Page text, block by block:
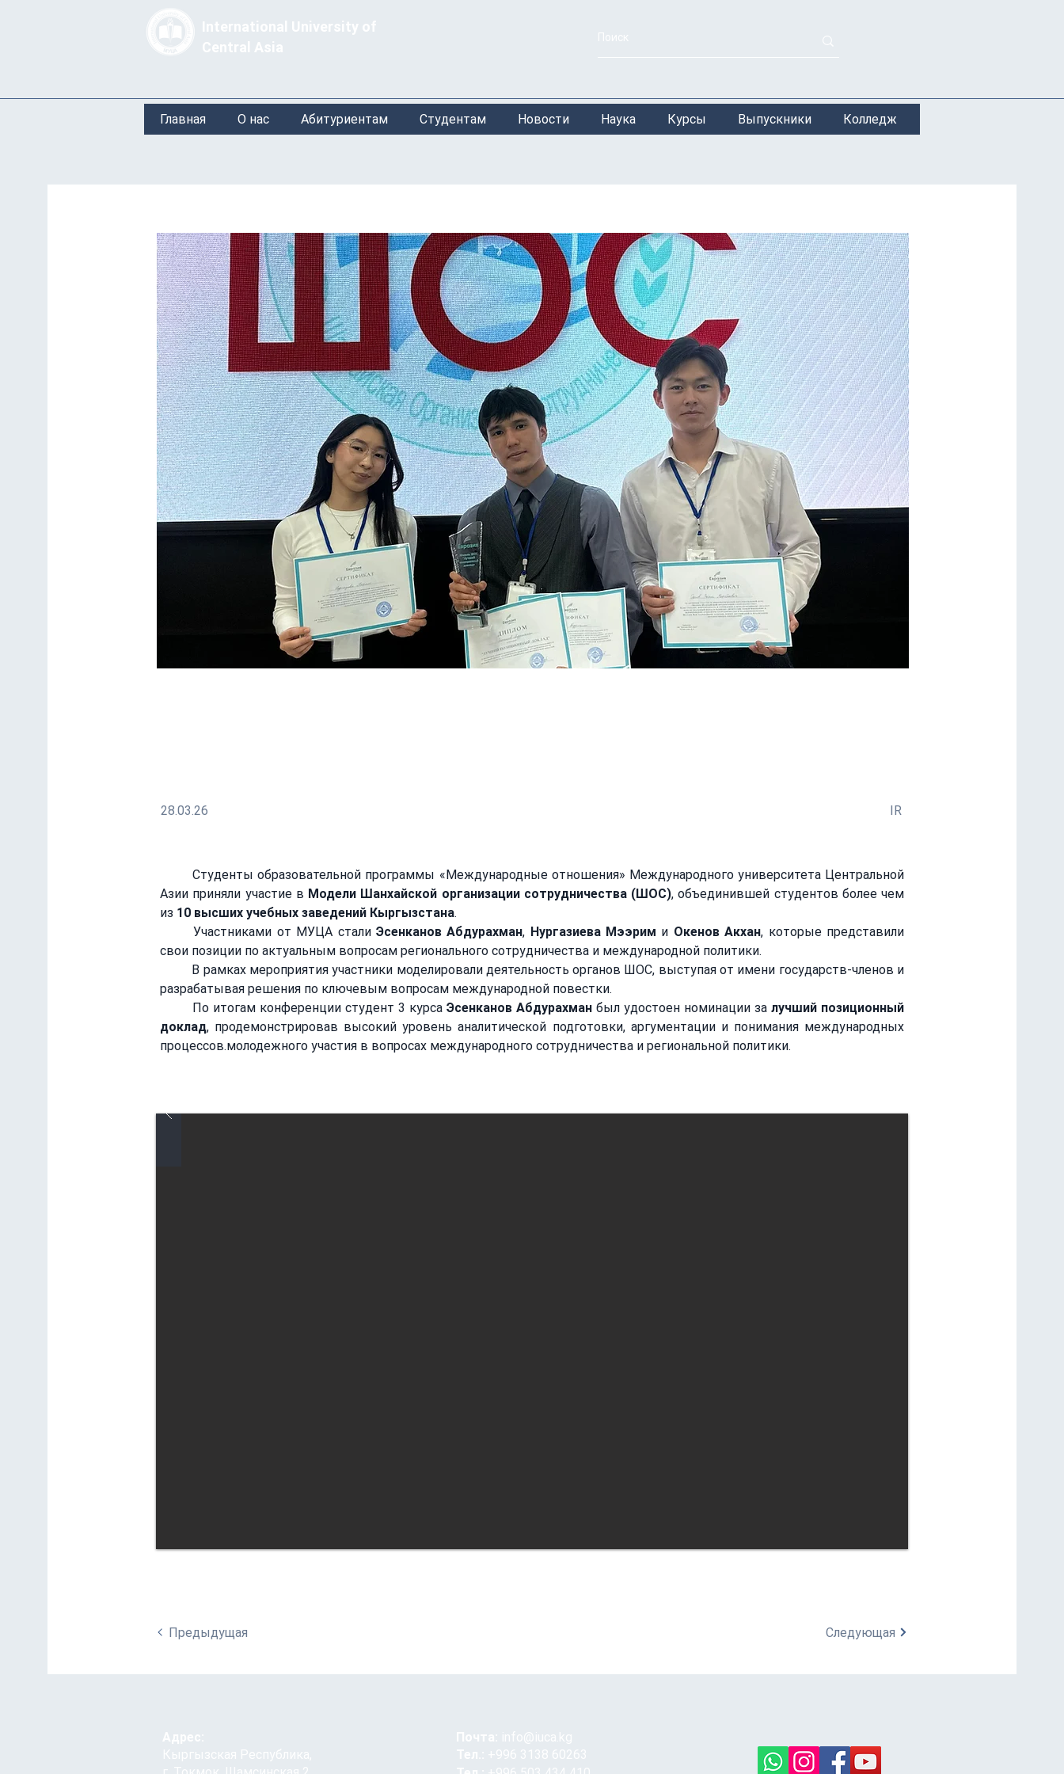
International University of
Central Asia
Главная О нас Абитуриентам Студентам Новости Наука Курсы Выпускники Колледж
28.03.26 IR
	Студенты образовательной программы «Международные отношения» Международного университета Центральной
Азии приняли участие в Модели Шанхайской организации сотрудничества (ШОС), объединившей студентов более чем
из 10 высших учебных заведений Кыргызстана.
	Участниками от МУЦА стали
Эсенканов Абдурахман, Нургазиева Мээрим и Окенов Акхан, которые представили
свои позиции по актуальным вопросам регионального сотрудничества и международной политики.
разрабатывая решения по ключевым вопросам международной повестки.
	По итогам конференции студент 3 курса
Эсенканов Абдурахман был удостоен номинации за лучший позиционный
доклад, продемонстрировав высокий уровень аналитической подготовки, аргументации и понимания международных
процессов.молодежного участия в вопросах международного сотрудничества и региональной политики.
Предыдущая Следующая
Адрес:
Кыргызская Республика,
Почта: info@iuca.kg
Тел.:
+996 3138 60263